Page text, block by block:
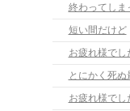
終わってしま
短い間だけど
お疲れ様でし
とにかく死ぬ
お疲れ様でし